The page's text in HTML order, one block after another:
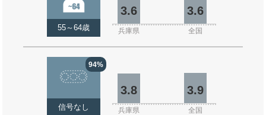
55～64歳
3.6 3.6
兵庫県 全国
94%
信号なし
3.8 3.9
兵庫県 全国